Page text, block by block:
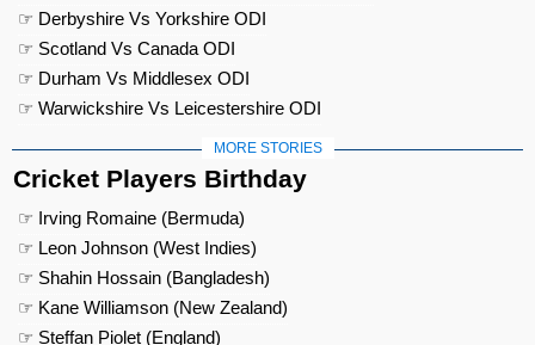
☞ Derbyshire Vs Yorkshire ODI
☞ Scotland Vs Canada ODI
☞ Durham Vs Middlesex ODI
☞ Warwickshire Vs Leicestershire ODI
MORE STORIES
Cricket Players Birthday
☞ Irving Romaine (Bermuda)
☞ Leon Johnson (West Indies)
☞ Shahin Hossain (Bangladesh)
☞ Kane Williamson (New Zealand)
☞ Steffan Piolet (England)